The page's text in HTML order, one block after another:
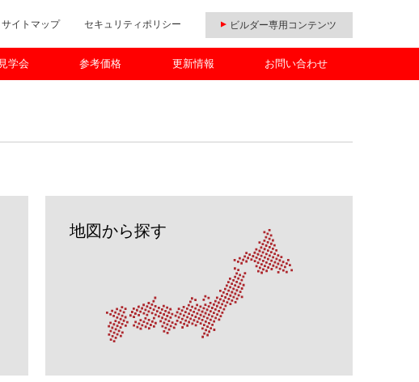
サイトマップ セキュリティポリシー ビルダー専用コンテンツ
学会 参考価格 更新情報 お問い合わせ
地図から探す